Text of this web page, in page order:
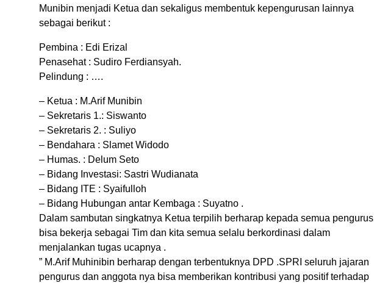
Munibin menjadi Ketua dan sekaligus membentuk kepengurusan lainnya
sebagai berikut :
Pembina : Edi Erizal
Penasehat : Sudiro Ferdiansyah.
Pelindung : ….
– Ketua : M.Arif Munibin
– Sekretaris 1.: Siswanto
– Sekretaris 2. : Suliyo
– Bendahara : Slamet Widodo
– Humas. : Delum Seto
– Bidang Investasi: Sastri Wudianata
– Bidang ITE : Syaifulloh
– Bidang Hubungan antar Kembaga : Suyatno .
Dalam sambutan singkatnya Ketua terpilih berharap kepada semua pengurus
bisa bekerja sebagai Tim dan kita semua selalu berkordinasi dalam
menjalankan tugas ucapnya .
” M.Arif Muhinibin berharap dengan terbentuknya DPD .SPRI seluruh jajaran
pengurus dan anggota nya bisa memberikan kontribusi yang positif terhadap